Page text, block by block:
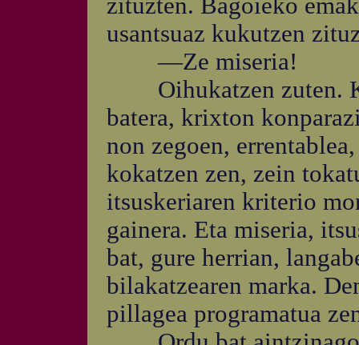
zituzten. Bagoieko
usantsuaz kukutzen
—Ze miseria!
Oihukatzen zuten.
batera, krixton
non zegoen,
kokatzen zen, zein
itsuskeriaren kriterio
gainera. Eta miseria,
bat, gure herrian,
bilakatzearen marka.
pillagea programatua